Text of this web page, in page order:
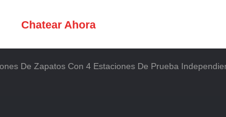
Chatear Ahora
De Zapatos Con 4 Estaciones De Prueba